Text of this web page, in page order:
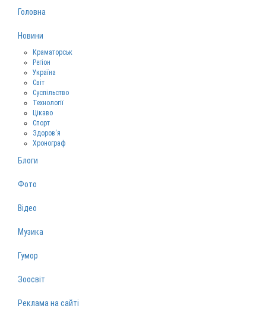
Головна
Новини
Краматорськ
Регіон
Україна
Світ
Суспільство
Технології
Цікаво
Спорт
Здоров‘я
Хронограф
Блоги
Фото
Відео
Музика
Гумор
Зоосвіт
Реклама на сайті